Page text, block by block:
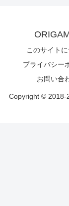
このサイト
プライバシー
お問い合
Copyright © 2018-